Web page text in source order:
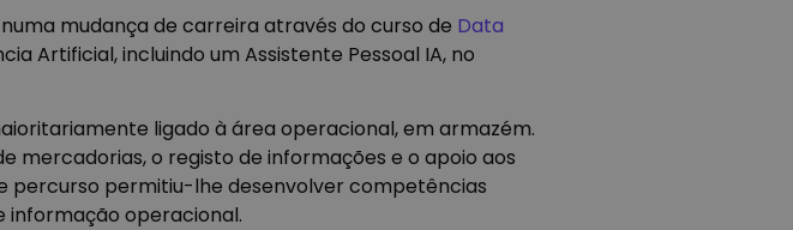
mudança de carreira através do curso de Data
Artificial, incluindo um Assistente Pessoal IA, no
ligado à área operacional, em armazém.
mercadorias, o registo de informações e o apoio aos
percurso permitiu-lhe desenvolver competências
informação operacional.